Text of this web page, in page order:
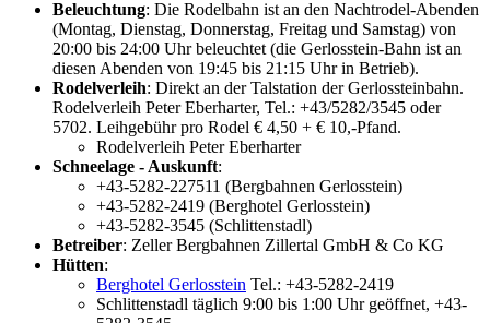
Beleuchtung: Die Rodelbahn ist an den Nachtrodel-Abenden
(Montag, Dienstag, Donnerstag, Freitag und Samstag) von
20:00 bis 24:00 Uhr beleuchtet (die Gerlosstein-Bahn ist an
diesen Abenden von 19:45 bis 21:15 Uhr in Betrieb).
Rodelverleih: Direkt an der Talstation der Gerlossteinbahn.
Rodelverleih Peter Eberharter, Tel.: +43/5282/3545 oder
5702. Leihgebühr pro Rodel € 4,50 + € 10,-Pfand.
Rodelverleih Peter Eberharter
Schneelage - Auskunft:
+43-5282-227511 (Bergbahnen Gerlosstein)
+43-5282-2419 (Berghotel Gerlosstein)
+43-5282-3545 (Schlittenstadl)
Betreiber: Zeller Bergbahnen Zillertal GmbH & Co KG
Hütten:
Berghotel Gerlosstein Tel.: +43-5282-2419
Schlittenstadl täglich 9:00 bis 1:00 Uhr geöffnet, +43-